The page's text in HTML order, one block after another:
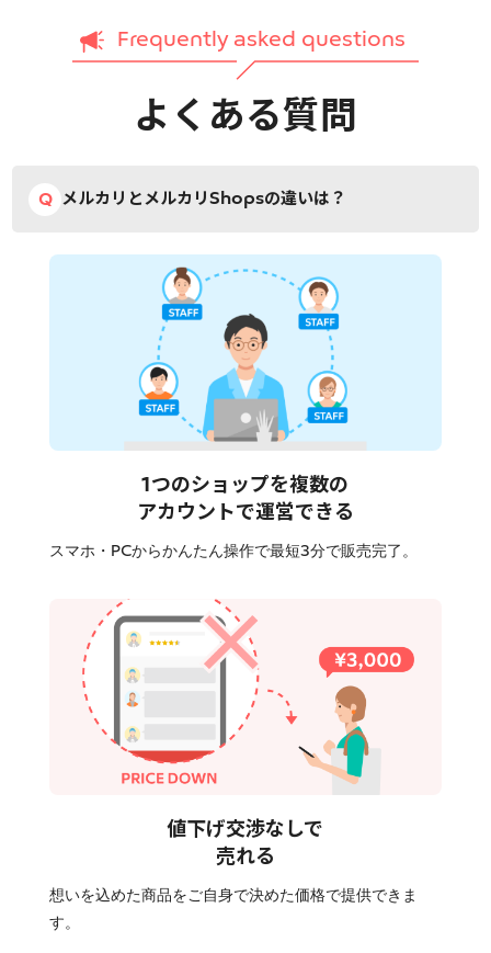
Frequently asked questions
よくある質問
メルカリとメルカリShopsの違いは？
1つのショップを複数の
アカウントで運営できる
スマホ・PCからかんたん操作で最短3分で販売完了。
値下げ交渉なしで
売れる
想いを込めた商品をご自身で決めた価格で提供できま
す。